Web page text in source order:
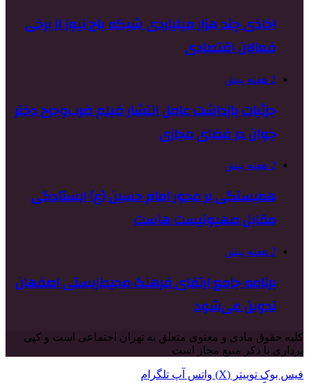
اخاذی چند هزار میلیاردی شبکه باج نیوز از برخی
فعالان اقتصادی
2 هفته پیش
جزئیات بازداشت عامل انتشار فیلم ضرب‌وجرح دختر
جوان در فضای مجازی
2 هفته پیش
همبستگی بر محور امام حسین (ع) ایستادگی
مقابل صهیونیست هاست
2 هفته پیش
برنامه جامع ارتقای فرهنگ محیط‌زیستی اصفهان
تدوین می‌شود
کلیه حقوق مادی و معنوی متعلق به تهران اجتماعی است و کپی
برداری با ذکر منبع مجاز است
فیس بوک توییتر (X) واتس آپ تلگرام